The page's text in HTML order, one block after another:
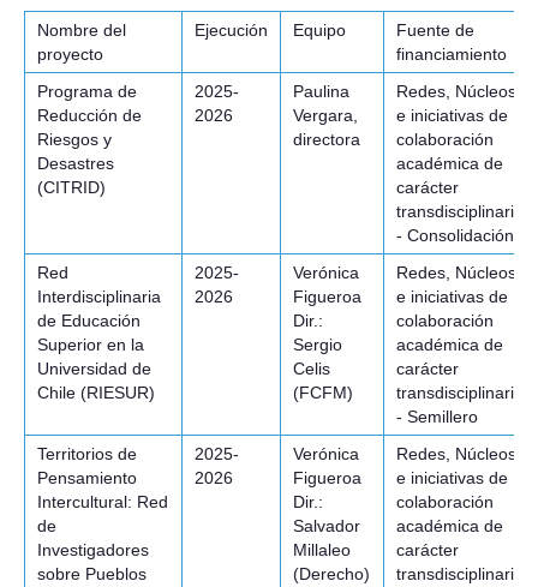
Nombre del
proyecto
Ejecución Equipo
Fuente de
financiamiento
Programa de
Reducción de
Riesgos y
Desastres
(CITRID)
2025-
2026
Paulina
Vergara,
directora
Redes, Núcleos
e iniciativas de
colaboración
académica de
carácter
transdisciplinario
- Consolidación
Red
Interdisciplinaria
de Educación
Superior en la
Universidad de
Chile (RIESUR)
2025-
2026
Verónica
Figueroa
Dir.:
Sergio
Celis
(FCFM)
Redes, Núcleos
e iniciativas de
colaboración
académica de
carácter
transdisciplinario
- Semillero
Territorios de
Pensamiento
Intercultural: Red
de
Investigadores
sobre Pueblos
2025-
2026
Verónica
Figueroa
Dir.:
Salvador
Millaleo
(Derecho)
Redes, Núcleos
e iniciativas de
colaboración
académica de
carácter
transdisciplinario